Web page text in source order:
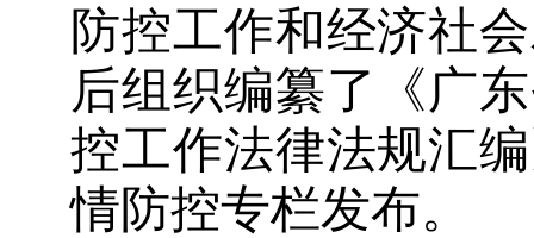
防控工作和经济社
后组 织编纂了《广
控工作法律法规汇
情防控专栏发布。